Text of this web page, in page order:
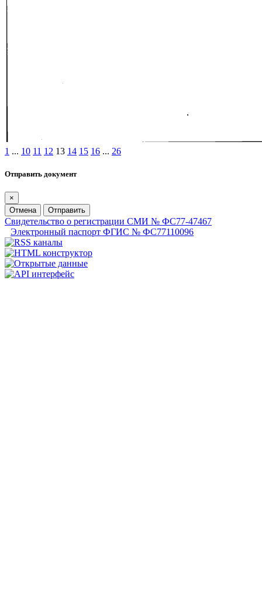
1 ... 10 11 12 13 14 15 16 ... 26
Отправить документ
×
Отмена
Отправить
Свидетельство о регистрации СМИ № ФС77-47467
Электронный паспорт ФГИС № ФС77110096